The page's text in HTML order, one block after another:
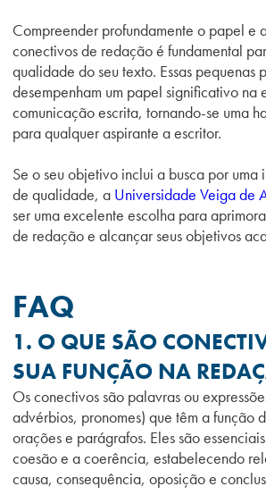
Compreender profundamente o papel e
conectivos de redação é fundamental
qualidade do seu texto. Essas pequenas
desempenham um papel significativo na
comunicação escrita, tornando-se uma
para qualquer aspirante a escritor.
Se o seu objetivo inclui a busca por uma
de qualidade, a Universidade Veiga de
ser uma excelente escolha para
de redação e alcançar seus objetivos
FAQ
1. O QUE SÃO
SUA FUNÇÃO NA
Os conectivos são palavras ou
advérbios, pronomes) que têm a função
orações e parágrafos. Eles são
coesão e a coerência, estabelecendo
causa, consequência, oposição e